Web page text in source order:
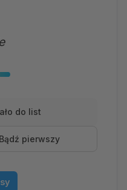
do list
pierwszy